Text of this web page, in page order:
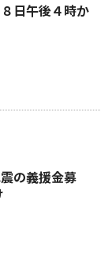
日午後４時か
の義援金募